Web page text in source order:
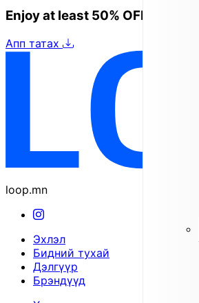
Enjoy at least 50% OFF Tokyo
Апп татах
loop.mn
Эхлэл
Бидний тухай
Дэлгүүр
Брэндүүд